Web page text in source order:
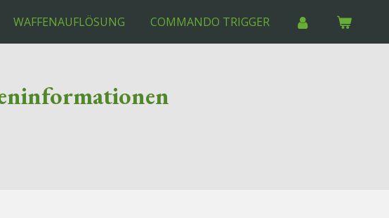
WAFFENAUFLÖSUNG COMMANDO TRIGGER